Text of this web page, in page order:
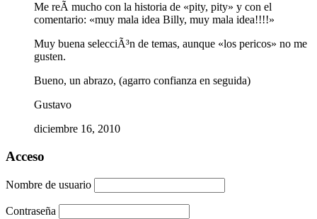
Me reÃ­ mucho con la historia de «pity, pity» y con el
comentario: «muy mala idea Billy, muy mala idea!!!!»
Muy buena selecciÃ³n de temas, aunque «los pericos» no me
gusten.
Bueno, un abrazo, (agarro confianza en seguida)
Gustavo
diciembre 16, 2010
Acceso
Nombre de usuario
Contraseña